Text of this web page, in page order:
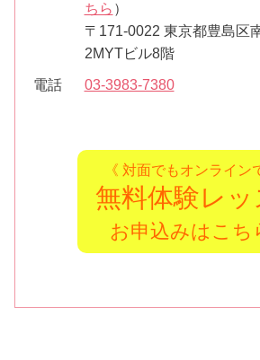
ちら ）
〒171-0022 東京都豊島区
2MYTビル8階
電話 03-3983-7380
《 対面でもオンライン
無料体験レッ
お申込みはこち